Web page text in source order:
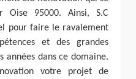
Oise 95000. Ainsi, S.C
pour faire le ravalement
et des grandes
années dans ce domaine.
votre projet de